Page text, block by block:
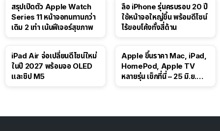
สรุปเปิดตัว Apple Watch
Series 11 หน้าจอทนทานกว่า
เดิม 2 เท่า เน้นฟีเจอร์สุขภาพ
ลือ iPhone รุ่นครบรอบ 20 ปี
ใช้หน้าจอใหญ่ขึ้น พร้อมดีไซน์
ไร้ขอบโค้งทั้งสี่ด้าน
iPad Air จ่อเปลี่ยนดีไซน์ใหม่
ในปี 2027 พร้อมจอ OLED
และชิป M5
Apple ขึ้นราคา Mac, iPad,
HomePod, Apple TV
หลายรุ่น เช็กที่นี่ – 25 มิ.ย.